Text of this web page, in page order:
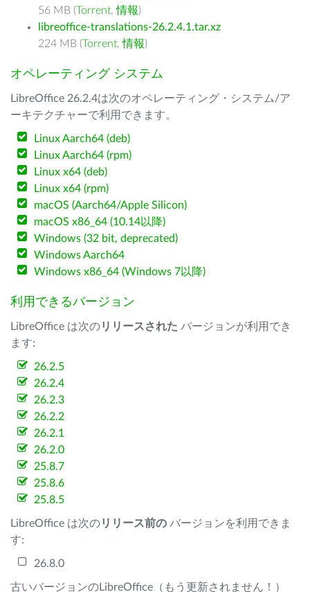
56 MB (Torrent,情報)
libreoffice-translations-26.2.4.1.tar.xz
224 MB (Torrent,情報)
オペレーティング システム
LibreOffice 26.2.4は次のオペレーティング・システム/ア
ーキテクチャーで利用できます。
Linux Aarch64 (deb)
Linux Aarch64 (rpm)
Linux x64 (deb)
Linux x64 (rpm)
macOS (Aarch64/Apple Silicon)
macOS x86_64 (10.14以降)
Windows (32 bit, deprecated)
Windows Aarch64
Windows x86_64 (Windows 7以降)
利用できるバージョン
LibreOffice は次のリリースされた バージョンが利用でき
ます:
26.2.5
26.2.4
26.2.3
26.2.2
26.2.1
26.2.0
25.8.7
25.8.6
25.8.5
LibreOffice は次のリリース前の バージョンを利用できま
す:
26.8.0
古いバージョンのLibreOffice（もう更新されません！）